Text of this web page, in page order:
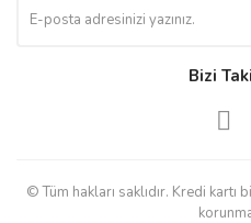
Bizi
© Tüm hakları saklıdır. Kredi